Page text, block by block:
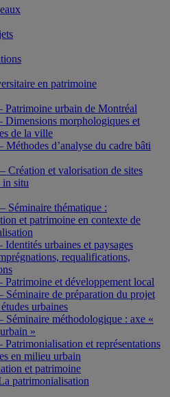
en patrimoine
Patrimoine urbain de Montréal
Dimensions morphologiques et
de la ville
Méthodes d’analyse du cadre bâti
Création et valorisation de sites
in situ
Séminaire thématique :
et patrimoine en contexte de
urbaines et paysages
requalifications,
Patrimoine et développement local
Séminaire de préparation du projet
urbaines
Séminaire méthodologique : axe «
»
Patrimonialisation et représentations
en milieu urbain
et patrimoine
patrimonialisation